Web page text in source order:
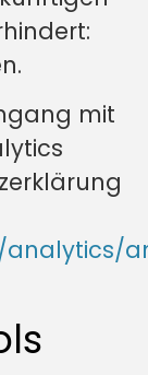
.
mit